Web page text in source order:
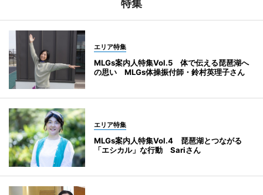
特集
エリア特集
MLGs案内人特集Vol.5 体で伝える琵琶湖へ
の思い MLGs体操振付師・鈴村英理子さん
エリア特集
MLGs案内人特集Vol.4 琵琶湖とつながる
「エシカル」な行動 Sariさん